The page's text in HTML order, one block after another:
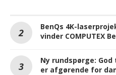
BenQs 4K-
vinder COMPUTEX
Ny rundspørge:
er afgørende for